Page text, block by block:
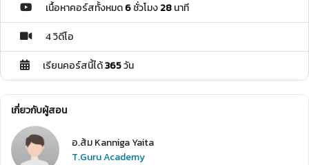
เนื้อหาคอร์สทั้งหมด6ชั่วโมง28นาที
4 วิดีโอ
เรียนคอร์สนี้ได้365วัน
เกี่ยวกับผู้สอน
อ.ส้ม Kanniga Yaita
T.Guru Academy